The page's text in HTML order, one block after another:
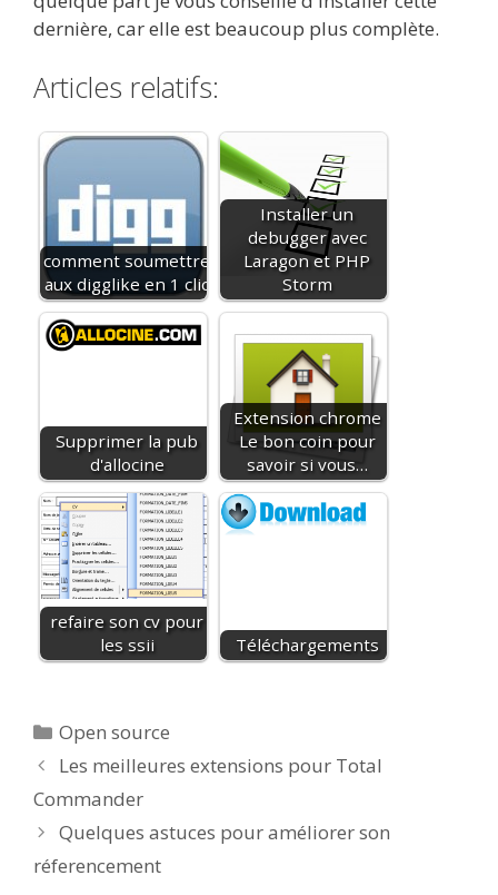
dernière, car elle est beaucoup plus complète.
Articles relatifs:
comment soumettre
aux digglike en 1 clic
Installer un
debugger avec
Laragon et PHP
Storm
Supprimer la pub
d'allocine
Extension chrome
Le bon coin pour
savoir si vous…
refaire son cv pour
les ssii
Téléchargements
Catégories
Open source
Les meilleures extensions pour Total
Commander
Quelques astuces pour améliorer son
réferencement